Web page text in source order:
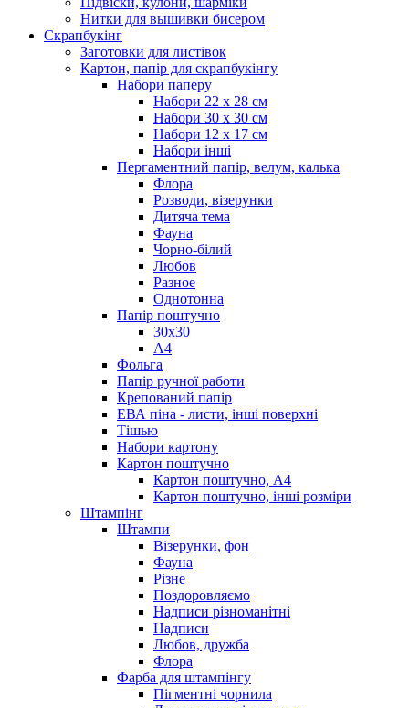
Нитки для вышивки бисером
Скрапбукінг
Заготовки для листівок
Картон, папір для скрапбукінгу
Набори паперу
Набори 22 х 28 см
Набори 30 х 30 см
Набори 12 х 17 см
Набори інші
Пергаментний папір, велум, калька
Флора
Розводи, візерунки
Дитяча тема
Фауна
Чорно-білий
Любов
Разное
Однотонна
Папір поштучно
30х30
А4
Фольга
Папір ручної работи
Крепований папір
ЕВА піна - листи, інші поверхні
Тішью
Набори картону
Картон поштучно
Картон поштучно, А4
Картон поштучно, інші розміри
Штампінг
Штампи
Візерунки, фон
Фауна
Різне
Поздоровляємо
Надписи різноманітні
Надписи
Любов, дружба
Флора
Фарба для штампінгу
Пігментні чорнила